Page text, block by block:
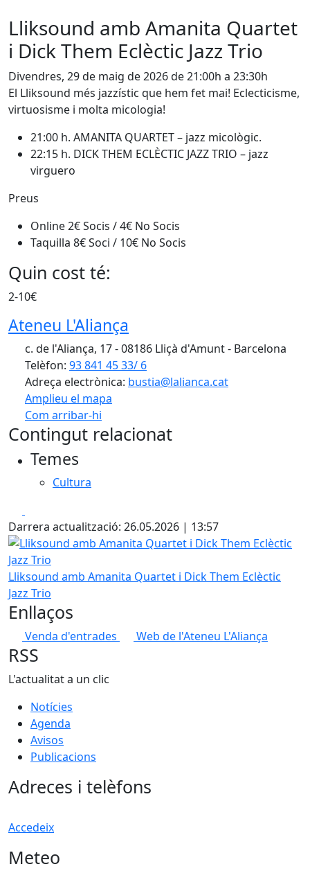
Lliksound amb Amanita Quartet
i Dick Them Eclèctic Jazz Trio
Divendres, 29 de maig de 2026 de 21:00h a 23:30h
El Lliksound més jazzístic que hem fet mai! Eclecticisme,
virtuosisme i molta micologia!
21:00 h. AMANITA QUARTET – jazz micològic.
22:15 h. DICK THEM ECLÈCTIC JAZZ TRIO – jazz
virguero
Preus
Online 2€ Socis / 4€ No Socis
Taquilla 8€ Soci / 10€ No Socis
Quin cost té:
2-10€
Ateneu L'Aliança
c. de l'Aliança, 17 - 08186 Lliçà d'Amunt - Barcelona
Telèfon: 93 841 45 33/ 6
Adreça electrònica: bustia@lalianca.cat
Amplieu el mapa
Com arribar-hi
+
Contingut relacionat
Temes
Cultura
Darrera actualització: 26.05.2026 | 13:57
Lliksound amb Amanita Quartet i Dick Them Eclèctic Jazz
Lliksound amb Amanita Quartet i Dick Them Eclèctic
Jazz Trio
Enllaços
Venda d'entrades Web de l'Ateneu L'Aliança
RSS
L'actualitat a un clic
Notícies
Agenda
Avisos
Publicacions
Adreces i telèfons
Accedeix
Meteo